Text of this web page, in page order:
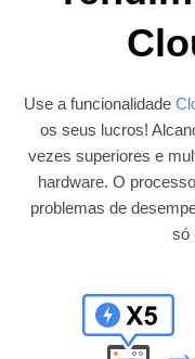
Use a funcionalidade
os seus lucros!
vezes superiores e
hardware. O
problemas de
só